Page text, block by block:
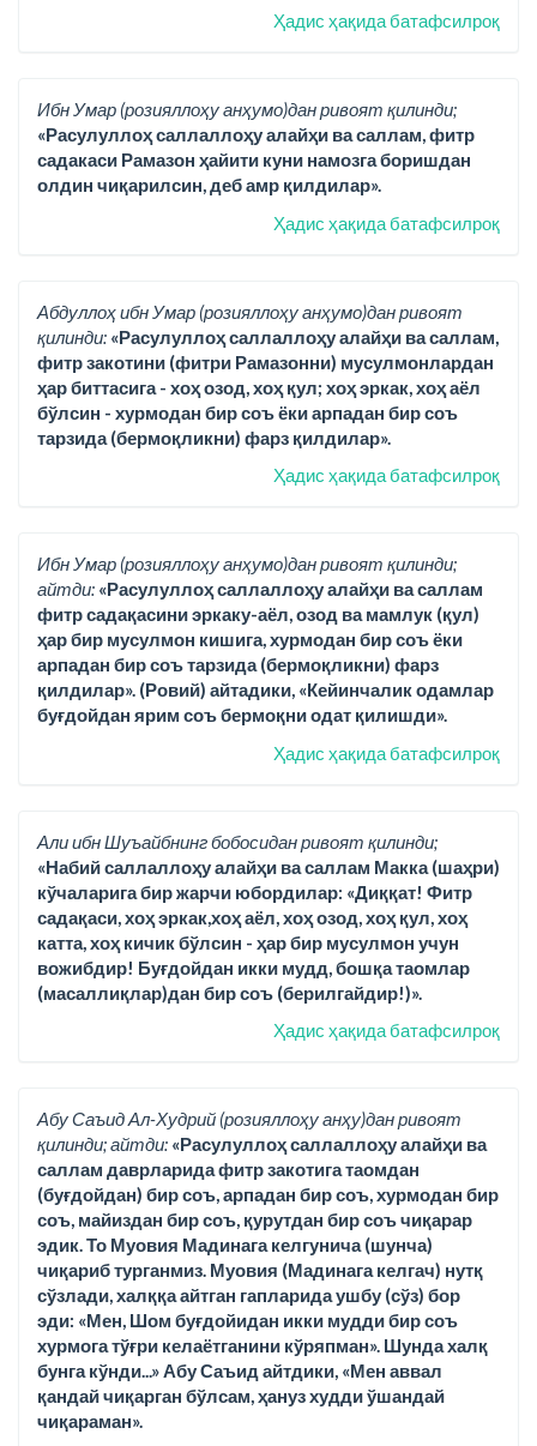
Ҳадис ҳақида батафсилроқ
Ибн Умар (розияллоҳу анҳумо)дан ривоят қилинди;
«Расулуллоҳ саллаллоҳу алайҳи ва саллам, фитр
садакаси Рамазон ҳайити куни намозга боришдан
олдин чиқарилсин, деб амр қилдилар».
Ҳадис ҳақида батафсилроқ
Абдуллоҳ ибн Умар (розияллоҳу анҳумо)дан ривоят
қилинди: «Расулуллоҳ саллаллоҳу алайҳи ва саллам,
фитр закотини (фитри Рамазонни) мусулмонлардан
ҳар биттасига - хоҳ озод, хоҳ қул; хоҳ эркак, хоҳ аёл
бўлсин - хурмодан бир соъ ёки арпадан бир соъ
тарзида (бермоқликни) фарз қилдилар».
Ҳадис ҳақида батафсилроқ
Ибн Умар (розияллоҳу анҳумо)дан ривоят қилинди;
айтди: «Расулуллоҳ саллаллоҳу алайҳи ва саллам
фитр садақасини эркаку-аёл, озод ва мамлук (қул)
ҳар бир мусулмон кишига, хурмодан бир соъ ёки
арпадан бир соъ тарзида (бермоқликни) фарз
қилдилар». (Ровий) айтадики, «Кейинчалик одамлар
буғдойдан ярим соъ бермоқни одат қилишди».
Ҳадис ҳақида батафсилроқ
Али ибн Шуъайбнинг бобосидан ривоят қилинди;
«Набий саллаллоҳу алайҳи ва саллам Макка (шаҳри)
кўчаларига бир жарчи юбордилар: «Диққат! Фитр
садақаси, хоҳ эркак,хоҳ аёл, хоҳ озод, хоҳ қул, хоҳ
катта, хоҳ кичик бўлсин - ҳар бир мусулмон учун
вожибдир! Буғдойдан икки мудд, бошқа таомлар
(масаллиқлар)дан бир соъ (берилгайдир!)».
Ҳадис ҳақида батафсилроқ
Абу Саъид Ал-Худрий (розияллоҳу анҳу)дан ривоят
қилинди; айтди: «Расулуллоҳ саллаллоҳу алайҳи ва
саллам даврларида фитр закотига таомдан
(буғдойдан) бир соъ, арпадан бир соъ, хурмодан бир
соъ, майиздан бир соъ, қурутдан бир соъ чиқарар
эдик. То Муовия Мадинага келгунича (шунча)
чиқариб турганмиз. Муовия (Мадинага келгач) нутқ
сўзлади, халққа айтган гапларида ушбу (сўз) бор
эди: «Мен, Шом буғдойидан икки мудди бир соъ
хурмога тўғри келаётганини кўряпман». Шунда халқ
бунга кўнди...» Абу Саъид айтдики, «Мен аввал
қандай чиқарган бўлсам, ҳануз худди ўшандай
чиқараман».